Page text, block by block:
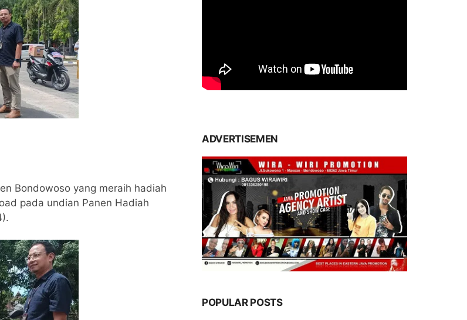
Bondowoso yang meraih hadiah
pada undian Panen Hadiah
ADVERTISEMEN
POPULAR POSTS